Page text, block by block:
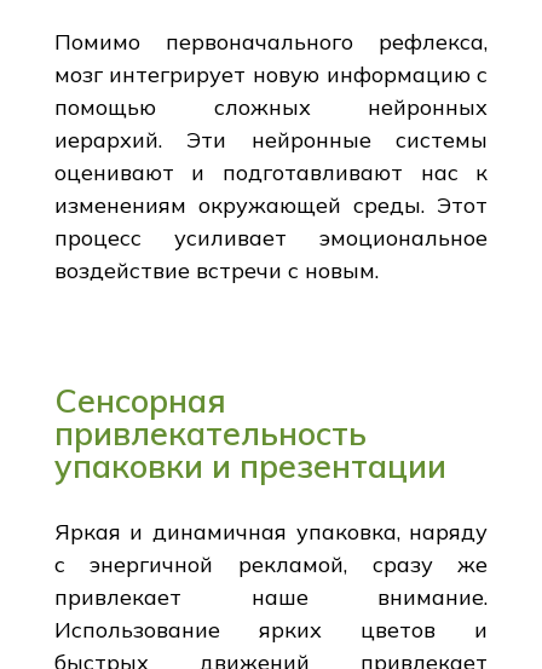
Помимо первоначального рефлекса,
мозг интегрирует новую информацию с
помощью сложных нейронных
иерархий. Эти нейронные системы
оценивают и подготавливают нас к
изменениям окружающей среды. Этот
процесс усиливает эмоциональное
воздействие встречи с новым.
Сенсорная
привлекательность
упаковки и презентации
Яркая и динамичная упаковка, наряду
с энергичной рекламой, сразу же
привлекает наше внимание.
Использование ярких цветов и
быстрых движений привлекает